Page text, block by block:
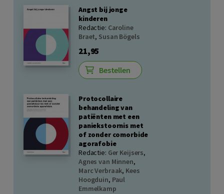
Angst bij jonge
kinderen
Redactie: Caroline
Braet, Susan Bögels
21,95
Bestellen
Protocollaire
behandeling van
patiënten met een
paniekstoornis met
of zonder comorbide
agorafobie
Redactie: Ger Keijsers,
Agnes van Minnen,
Marc Verbraak, Kees
Hoogduin, Paul
Emmelkamp